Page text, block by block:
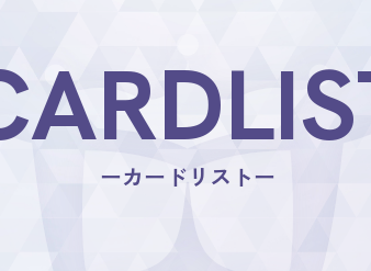
ーカードリストー